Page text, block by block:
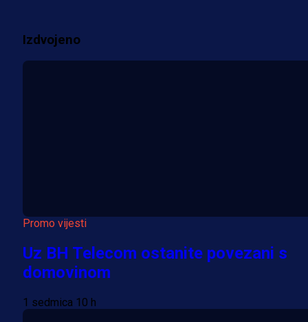
Više vijesti
Izdvojeno
Promo vijesti
Uz BH Telecom ostanite povezani s
domovinom
1 sedmica 10 h